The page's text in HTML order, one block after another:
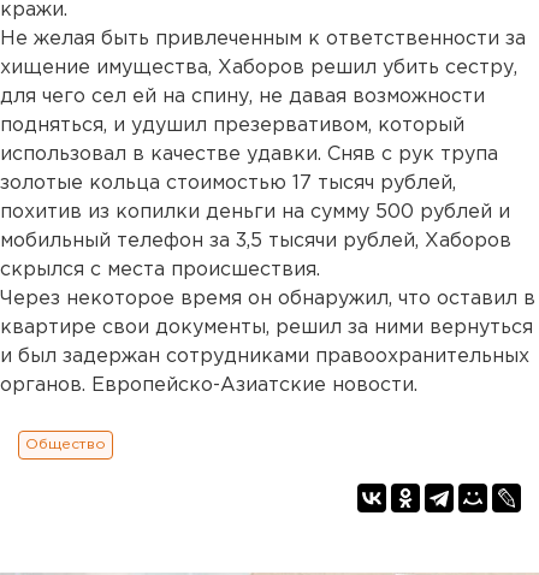
кражи.
Не желая быть привлеченным к ответственности за
хищение имущества, Хаборов решил убить сестру,
для чего сел ей на спину, не давая возможности
подняться, и удушил презервативом, который
использовал в качестве удавки. Сняв с рук трупа
золотые кольца стоимостью 17 тысяч рублей,
похитив из копилки деньги на сумму 500 рублей и
мобильный телефон за 3,5 тысячи рублей, Хаборов
скрылся с места происшествия.
Через некоторое время он обнаружил, что оставил в
квартире свои документы, решил за ними вернуться
и был задержан сотрудниками правоохранительных
органов. Европейско-Азиатские новости.
Общество